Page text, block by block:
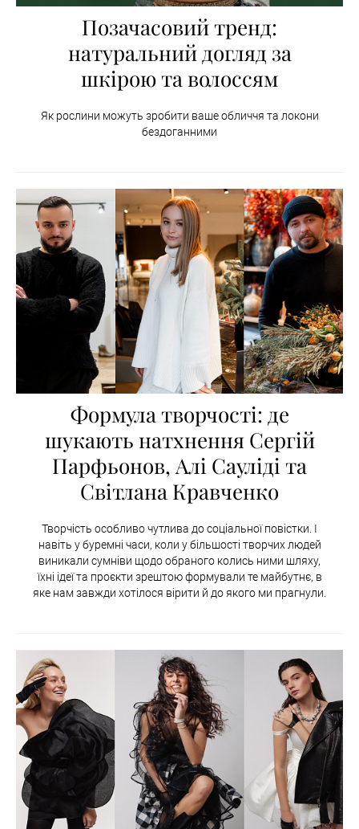
Позачасовий тренд:
натуральний догляд за
шкірою та волоссям
Як рослини можуть зробити ваше обличчя та локони
бездоганними
Формула творчості: де
шукають натхнення Сергій
Парфьонов, Алі Сауліді та
Світлана Кравченко
Творчість особливо чутлива до соціальної повістки. І
навіть у буремні часи, коли у більшості творчих людей
виникали сумніви щодо обраного колись ними шляху,
їхні ідеї та проєкти зрештою формували те майбутнє, в
яке нам завжди хотілося вірити й до якого ми прагнули.